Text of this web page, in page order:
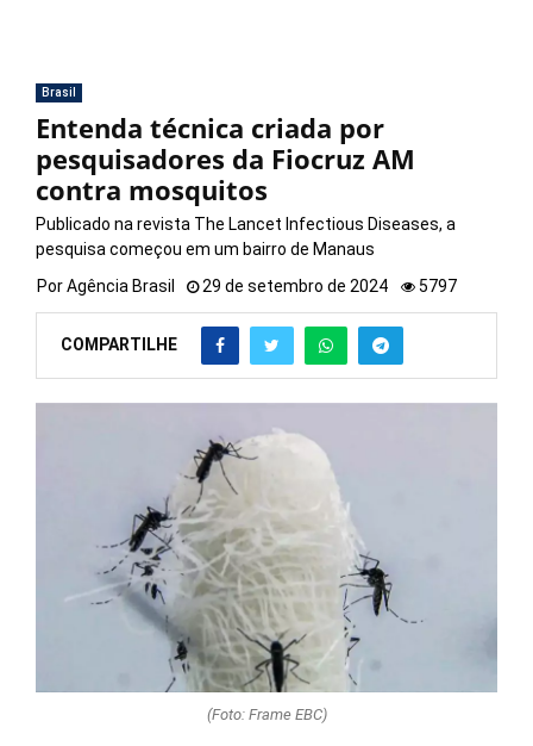
Brasil
Entenda técnica criada por
pesquisadores da Fiocruz AM
contra mosquitos
Publicado na revista The Lancet Infectious Diseases, a
pesquisa começou em um bairro de Manaus
PorAgência Brasil 29 de setembro de 2024 5797
COMPARTILHE
(Foto: Frame EBC)